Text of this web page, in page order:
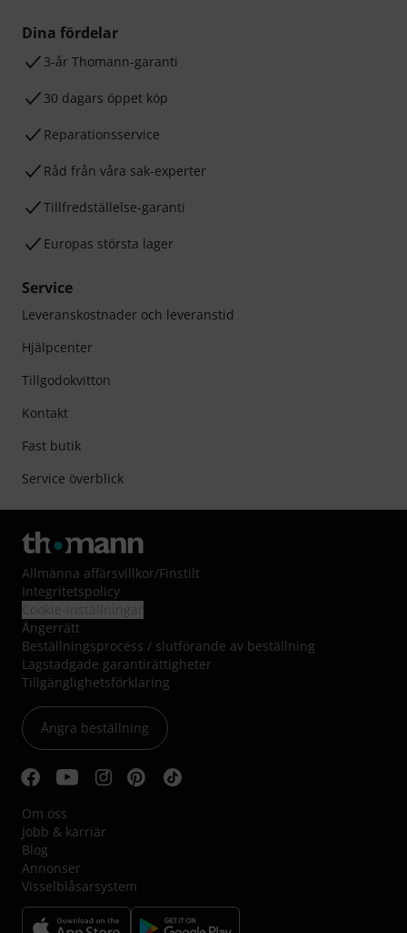
Dina fördelar
3-år Thomann-garanti
30 dagars öppet köp
Reparationsservice
Råd från våra sak-experter
Tillfredställelse-garanti
Europas största lager
Service
Leveranskostnader och leveranstid
Hjälpcenter
Tillgodokvitton
Kontakt
Fast butik
Service överblick
Allmänna affärsvillkor/Finstilt
Integritetspolicy
Ångerrätt
Beställningsprocess / slutförande av beställning
Lagstadgade garantirättigheter
Tillgänglighetsförklaring
Ångra beställning
Om oss
Jobb & karriär
Blog
Annonser
Visselblåsarsystem